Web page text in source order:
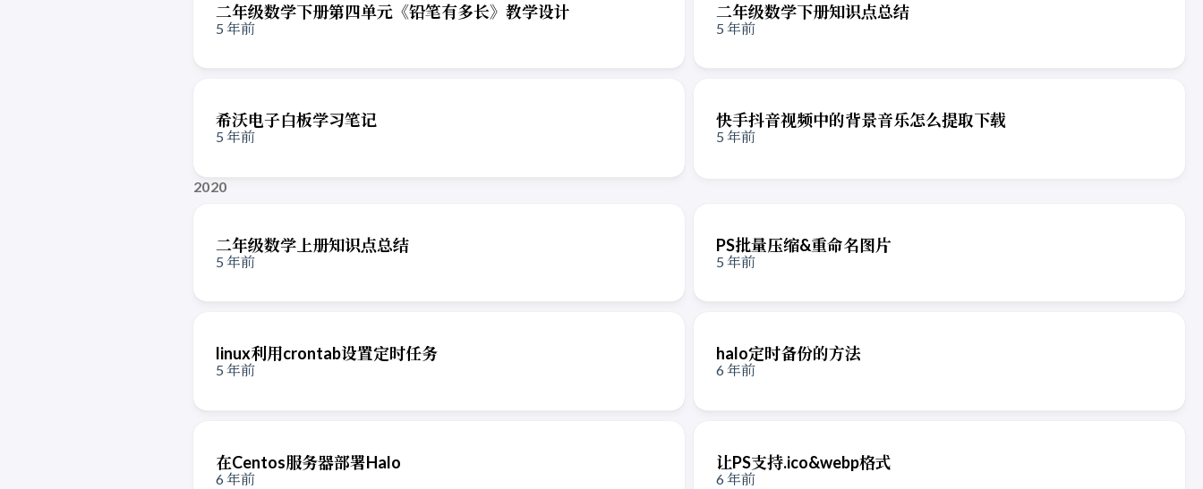
二年级数学下册第四单元《铅笔有多长》教学设计
5 年前
二年级数学下册知识点总结
5 年前
希沃电子白板学习笔记
5 年前
快手抖音视频中的背景音乐怎么提取下载
5 年前
2020
二年级数学上册知识点总结
5 年前
PS批量压缩&重命名图片
5 年前
linux利用crontab设置定时任务
5 年前
halo定时备份的方法
6 年前
在Centos服务器部署Halo
6 年前
让PS支持.ico&webp格式
6 年前